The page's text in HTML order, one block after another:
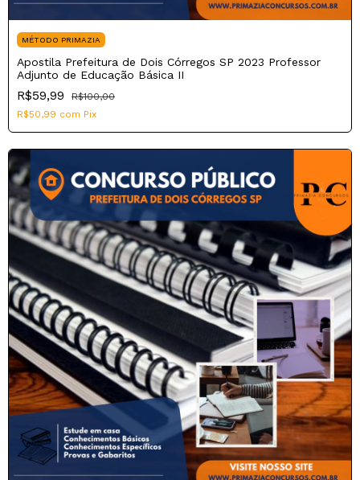
MÉTODO PRIMAZIA
Apostila Prefeitura de Dois Córregos SP 2023 Professor
Adjunto de Educação Básica II
R$59,99
R$100,00
R$50,99 com Pix